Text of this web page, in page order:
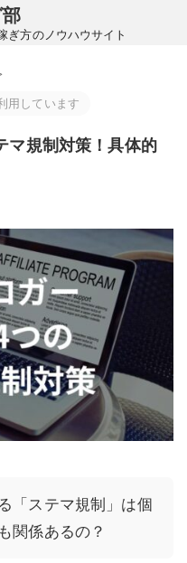
ぎ方のノウハウサイト
用しています
マ規制対策！具体的
「ステマ規制」は個
関係あるの？